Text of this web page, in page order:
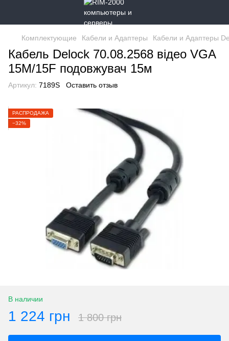
Комплектующие Кабели и Адаптеры Кабели и Адаптеры
Кабель Delock 70.08.2568 відео VGA
15M/15F подовжувач 15м
Артикул: 7189S Оставить отзыв
РАСПРОДАЖА
−32%
В наличии
1 224 грн 1 800 грн